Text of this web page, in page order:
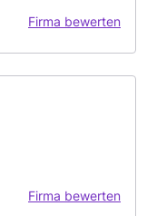
Firma bewerten
Firma bewerten